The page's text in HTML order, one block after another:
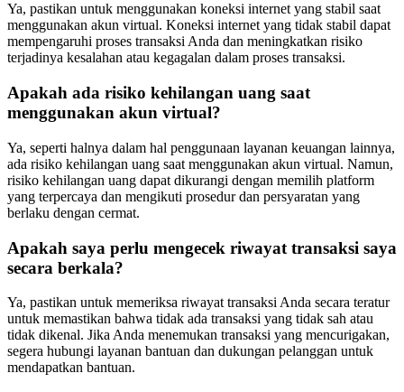
Ya, pastikan untuk menggunakan koneksi internet yang stabil saat
menggunakan akun virtual. Koneksi internet yang tidak stabil dapat
mempengaruhi proses transaksi Anda dan meningkatkan risiko
terjadinya kesalahan atau kegagalan dalam proses transaksi.
Apakah ada risiko kehilangan uang saat
menggunakan akun virtual?
Ya, seperti halnya dalam hal penggunaan layanan keuangan lainnya,
ada risiko kehilangan uang saat menggunakan akun virtual. Namun,
risiko kehilangan uang dapat dikurangi dengan memilih platform
yang terpercaya dan mengikuti prosedur dan persyaratan yang
berlaku dengan cermat.
Apakah saya perlu mengecek riwayat transaksi saya
secara berkala?
Ya, pastikan untuk memeriksa riwayat transaksi Anda secara teratur
untuk memastikan bahwa tidak ada transaksi yang tidak sah atau
tidak dikenal. Jika Anda menemukan transaksi yang mencurigakan,
segera hubungi layanan bantuan dan dukungan pelanggan untuk
mendapatkan bantuan.